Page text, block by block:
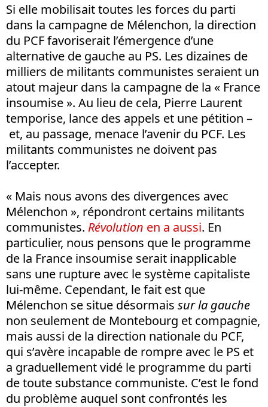
Si elle mobilisait toutes les forces du parti
dans la campagne de Mélenchon, la direction
du PCF favoriserait l’émergence d’une
alternative de gauche au PS. Les dizaines de
milliers de militants communistes seraient un
atout majeur dans la campagne de la « France
insoumise ». Au lieu de cela, Pierre Laurent
temporise, lance des appels et une pétition –
et, au passage, menace l’avenir du PCF. Les
militants communistes ne doivent pas
l’accepter.
« Mais nous avons des divergences avec
Mélenchon », répondront certains militants
communistes. Révolution en a aussi. En
particulier, nous pensons que le programme
de la France insoumise serait inapplicable
sans une rupture avec le système capitaliste
lui-même. Cependant, le fait est que
Mélenchon se situe désormais sur la gauche
non seulement de Montebourg et compagnie,
mais aussi de la direction nationale du PCF,
qui s’avère incapable de rompre avec le PS et
a graduellement vidé le programme du parti
de toute substance communiste. C’est le fond
du problème auquel sont confrontés les